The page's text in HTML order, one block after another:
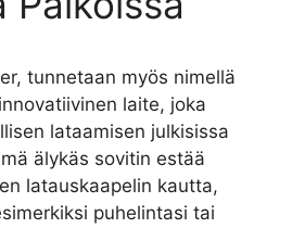
tunnetaan myös nimellä
laite, joka
lataamisen julkisissa
älykäs sovitin estää
latauskaapelin kautta,
puhelintasi tai